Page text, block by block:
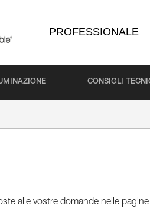
PROFESSIONALE
CONSIGLI
alle vostre domande nelle